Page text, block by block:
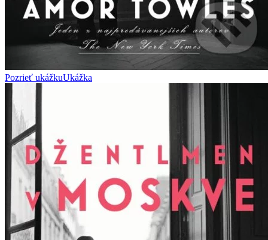
Pozrieť ukážkuUkážka